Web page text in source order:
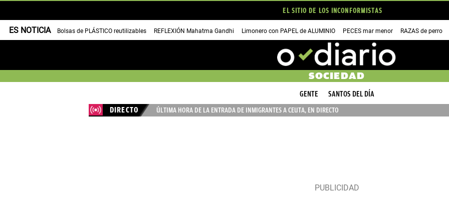
EL SITIO DE LOS INCONFORMISTAS
ES NOTICIA Bolsas de PLÁSTICO reutilizables REFLEXIÓN Mahatma Gandhi Limonero con PAPEL de ALUMINIO PECES mar menor RAZAS de perro
SOCIEDAD
GENTE
SANTOS DEL DÍA
DIRECTO
ÚLTIMA HORA DE LA ENTRADA DE INMIGRANTES A CEUTA, EN DIRECTO